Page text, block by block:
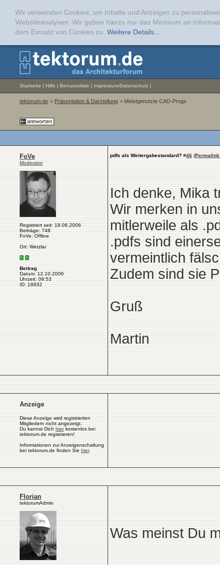
Wir verwenden Cookies, um Inhalte und Anzeigen zu
Websiteanalysen. Wir geben hierzu nur das Minimum an
dem Einsatz von Cookies zu. Weitere Details...
Startseite | Hilfe | Benutzerliste | Impressum/Datenschutz |
tektorum.de > Präsentation & Darstellung > Meistgenutzte CAD-Progs
FoVe
Moderator
Registriert seit: 19.06.2006
Beiträge: 748
FoVe: Offline
Ort: Wetzlar
Beitrag
Datum: 12.10.2006
Uhrzeit: 09:53
ID: 18932
pdfs als Weitergabestandard? #46 (Permalink
Ich denke, Mika
Wir merken in
mitlerweile als
.pdfs sind
vermeintlich
Zudem sind sie
Gruß
Martin
Anzeige
Diese Anzeige wird registrierten
Mitgliedern nicht angezeigt.
Du kannst Dich hierkostenlos bei
tektorum.de registrieren!
Informationen zur Anzeigenschaltung
bei tektorum.de finden Sie hier.
Florian
tektorumAdmin
Was meinst Du